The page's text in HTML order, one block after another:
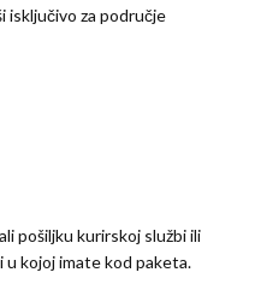
isključivo za područje
pošiljku kurirskoj službi ili
u kojoj imate kod paketa.